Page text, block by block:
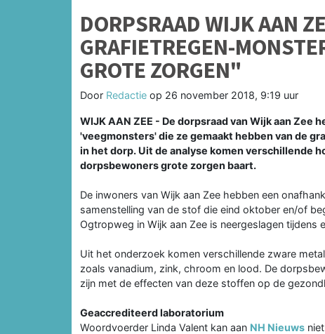
DORPSRAAD WIJK AAN
GRAFIETREGEN-
GROTE ZORGEN"
Door Redactie op 26 november 2018, 9:19 uur
WIJK AAN ZEE - De dorpsraad van Wijk aan
'veegmonsters' die ze gemaakt hebben van de
in het dorp. Uit de analyse komen verschillende
dorpsbewoners grote zorgen baart.
De inwoners van Wijk aan Zee hebben een
samenstelling van de stof die eind oktober en/of
Ogtropweg in Wijk aan Zee is neergeslagen tijdens
Uit het onderzoek komen verschillende zware
zoals vanadium, zink, chroom en lood. De
zijn met de effecten van deze stoffen op de
Geaccrediteerd laboratorium
Woordvoerder Linda Valent kan aan NH Nieuws